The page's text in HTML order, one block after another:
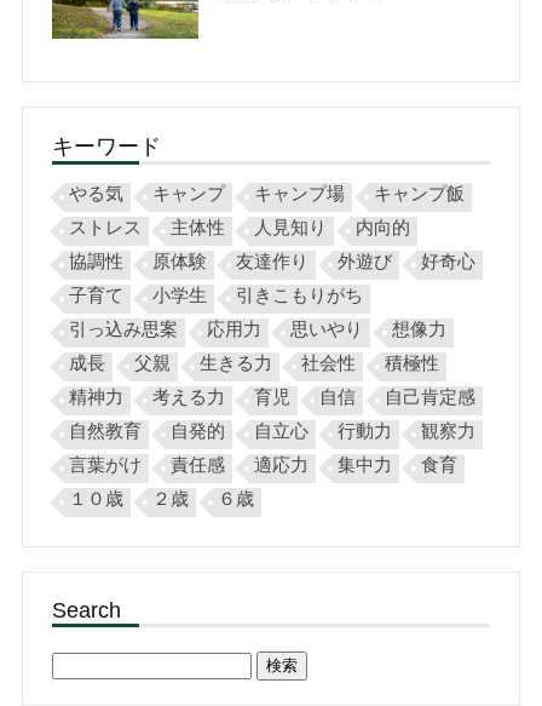
キーワード
やる気 キャンプ キャンプ場
キャンプ飯
ストレス
主体性 人見知り
内向的
協調性
原体験 友達作り 外遊び
好奇心
子育て
小学生
引きこもりがち
引っ込み思案
応用力 思いやり
想像力
成長
父親 生きる力 社会性
積極性
精神力
考える力 育児 自信
自己肯定感
自然教育
自発的 自立心 行動力
観察力
言葉がけ
責任感 適応力 集中力
食育
１０歳
２歳 ６歳
Search